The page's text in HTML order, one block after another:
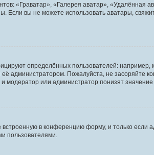
«Граватар», «Галерея аватар», «Удалённая
Если вы не можете использовать аватары,
определённых пользователей: например,
администратором. Пожалуйста, не засоряйте
или администратор понизят значение
в конференцию форму, и только если
пользователями.